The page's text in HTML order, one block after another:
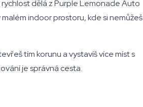
dělá z Purple Lemonade Auto
indoor prostoru, kde si nemůžeš
tím korunu a vystavíš více míst s
je správná cesta.